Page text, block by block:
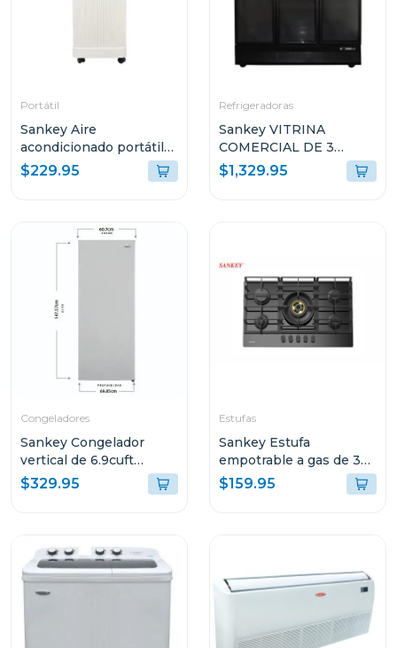
Portátil
Sankey Aire
acondicionado portátil
de 8500btu r32 blanco
$229.95
Refrigeradoras
Sankey VITRINA
COMERCIAL DE 3
PUERTAS 58.8P³
RFD60N91 COLOR
$1,329.95
Congeladores
Sankey Congelador
vertical de 6.9cuft
rfc706
$329.95
Estufas
Sankey Estufa
empotrable a gas de 30"
mesa de vidrio gsh793
$159.95